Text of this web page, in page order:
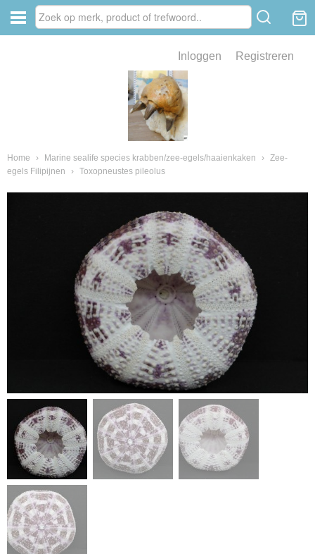
Inloggen Registreren
Home › Marine sealife species krabben/zee-egels/haaienkaken › Zee-
egels Filipijnen
› Toxopneustes pileolus
van fossielen en mineralen